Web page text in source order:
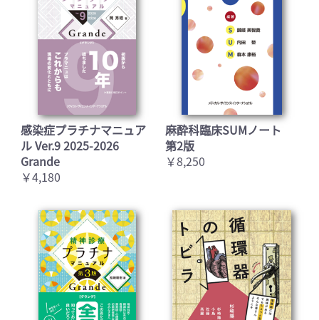
感染症プラチナマニュア
ル Ver.9 2025-2026
Grande
￥4,180
麻酔科臨床SUMノート
第2版
￥8,250